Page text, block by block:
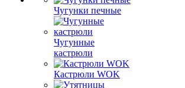
Чугунки печные
Чугунные
кастрюли
Кастрюли WOK